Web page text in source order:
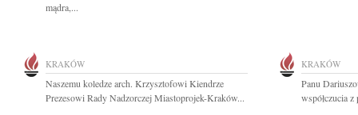
mądra,...
KRAKÓW
Naszemu koledze arch. Krzysztofowi Kiendrze
Prezesowi Rady Nadzorczej Miastoprojek-Kraków...
KRAKÓW
Panu
współczucia